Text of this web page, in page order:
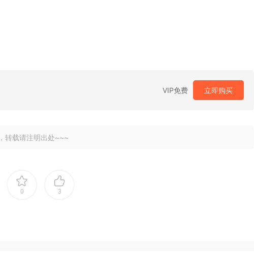
VIP免费 立即购买
，转载请注明出处~~~
0 3